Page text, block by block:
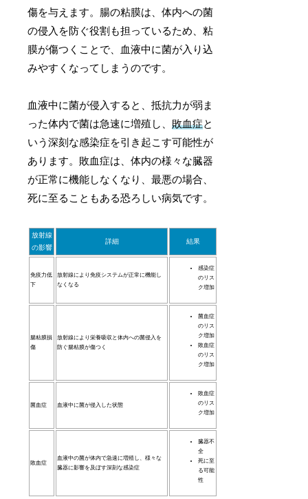
傷を与えます。腸の粘膜は、体内への菌
の侵入を防ぐ役割も担っているため、粘
膜が傷つくことで、血液中に菌が入り込
みやすくなってしまうのです。
血液中に菌が侵入すると、抵抗力が弱ま
った体内で菌は急速に増殖し、敗血症と
いう深刻な感染症を引き起こす可能性が
あります。敗血症は、体内の様々な臓器
が正常に機能しなくなり、最悪の場合、
死に至ることもある恐ろしい病気です。
放射線
の影響
詳細 結果
免疫力低
下
放射線により免疫システムが正常に機能し
なくなる
感染症
のリス
ク増加
腸粘膜損
傷
放射線により栄養吸収と体内への菌侵入を
防ぐ腸粘膜が傷つく
菌血症
のリス
ク増加
敗血症
のリス
ク増加
菌血症 血液中に菌が侵入した状態
敗血症
のリス
ク増加
敗血症
血液中の菌が体内で急速に増殖し、様々な
臓器に影響を及ぼす深刻な感染症
臓器不
全
死に至
る可能
性